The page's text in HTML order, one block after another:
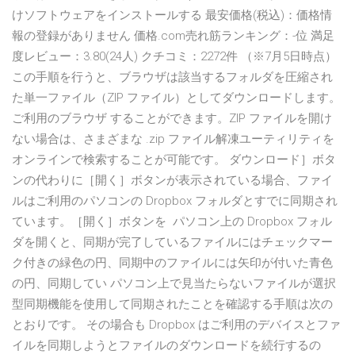
けソフトウェアをインストールする 最安価格(税込)：価格情
報の登録がありません 価格.com売れ筋ランキング：-位 満足
度レビュー：3.80(24人) クチコミ：2272件 （※7月5日時点）
この手順を行うと、ブラウザは該当するフォルダを圧縮され
た単一ファイル（ZIP ファイル）としてダウンロードします。
ご利用のブラウザ することができます。ZIP ファイルを開け
ない場合は、さまざまな .zip ファイル解凍ユーティリティを
オンラインで検索することが可能です。 ダウンロード］ボタ
ンの代わりに［開く］ボタンが表示されている場合、ファイ
ルはご利用のパソコンの Dropbox フォルダとすでに同期され
ています。［開く］ボタンを パソコン上の Dropbox フォル
ダを開くと、同期が完了しているファイルにはチェックマー
ク付きの緑色の円、同期中のファイルには矢印が付いた青色
の円、同期してい パソコン上で見当たらないファイルが選択
型同期機能を使用して同期されたことを確認する手順は次の
とおりです。 その場合も Dropbox はご利用のデバイスとファ
イルを同期しようとファイルのダウンロードを続行するの